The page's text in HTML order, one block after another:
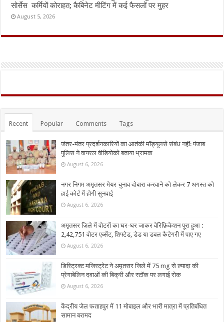
सोर्सेस कर्मियों कोराहत; कैबिनेट मीटिंग में कई फैसलों पर मुहर
August 5, 2026
Recent Popular Comments Tags
जंतर-मंतर प्रदर्शनकारियों का आतंकी मॉड्यूलसे संबंध नहीं: पंजाब
पुलिस ने वायरल वीडियोको बताया भ्रामक
August 6, 2026
नगर निगम अमृतसर मेयर चुनाव दोबारा करवाने को लेकर 7 अगस्त को
हाई कोर्ट में होगी सुनवाई
August 6, 2026
अमृतसर ज़िले में वोटरों का घर-घर जाकर वेरिफ़िकेशन पूरा हुआ :
2,42,751 वोटर एब्सेंट, शिफ्टेड, डेड या डबल कैटेगरी में पाए गए
August 6, 2026
डिस्ट्रिक्ट मजिस्ट्रेट ने अमृतसर जिले में 75 mg से ज़्यादा की
प्रेगाबेलिन दवाओं की बिक्री और स्टॉक पर लगाई रोक
August 6, 2026
केंद्रीय जेल फताहपुर में 11 मोबाइल और भारी मात्रा में प्रतिबंधित
सामान बरामद